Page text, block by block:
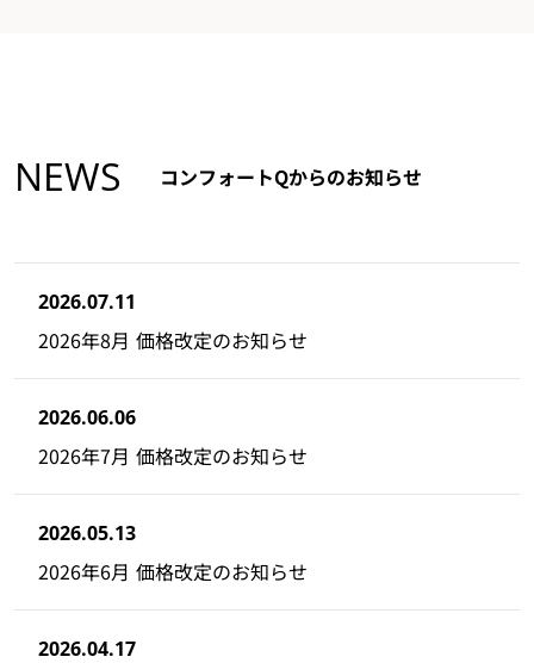
NEWS コンフォートQからのお知らせ
2026.07.11
2026年8月 価格改定のお知らせ
2026.06.06
2026年7月 価格改定のお知らせ
2026.05.13
2026年6月 価格改定のお知らせ
2026.04.17